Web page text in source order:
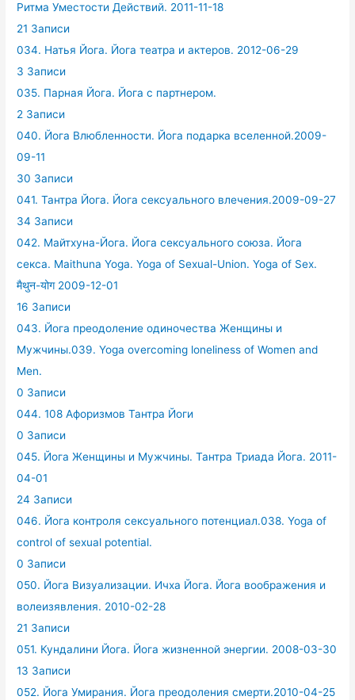
Ритма Уместости Действий. 2011-11-18
21 Записи
034. Натья Йога. Йога театра и актеров. 2012-06-29
3 Записи
035. Парная Йога. Йога с партнером.
2 Записи
040. Йога Влюбленности. Йога подарка вселенной.2009-
09-11
30 Записи
041. Тантра Йога. Йога сексуального влечения.2009-09-27
34 Записи
042. Майтхуна-Йога. Йога сексуального союза. Йога
секса. Maithuna Yoga. Yoga of Sexual-Union. Yoga of Sex.
मैथुन-योग 2009-12-01
16 Записи
043. Йога преодоление одиночества Женщины и
Мужчины.039. Yoga overcoming loneliness of Women and
Men.
0 Записи
044. 108 Афоризмов Тантра Йоги
0 Записи
045. Йога Женщины и Мужчины. Тантра Триада Йога. 2011-
04-01
24 Записи
046. Йога контроля сексуального потенциал.038. Yoga of
control of sexual potential.
0 Записи
050. Йога Визуализации. Ичха Йога. Йога воображения и
волеизявления. 2010-02-28
21 Записи
051. Кундалини Йога. Йога жизненной энергии. 2008-03-30
13 Записи
052. Йога Умирания. Йога преодоления смерти.2010-04-25